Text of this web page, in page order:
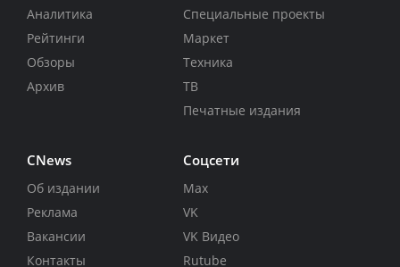
Аналитика
Рейтинги
Обзоры
Архив
Специальные проекты
Маркет
Техника
ТВ
Печатные издания
CNews
Об издании
Реклама
Вакансии
Контакты
Соцсети
Max
VK
VK Видео
Rutube